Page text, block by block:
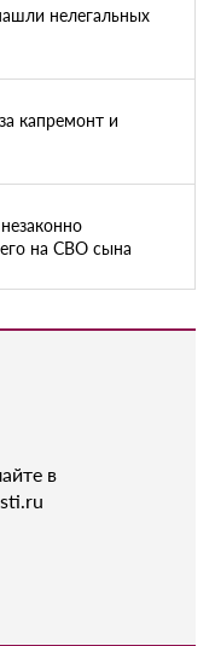
нелегальных
капремонт и
на СВО сына
в